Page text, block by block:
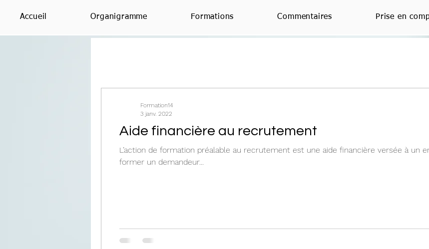
Accueil Organigramme Formations Commentaires Prise en
Aide financière au recrutement
L’action de formation préalable au recrutement est une aide financière versée à un
former un demandeur...
Formation14
3 janv. 2022